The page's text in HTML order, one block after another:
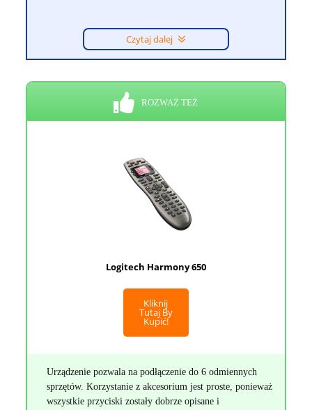
Czytaj dalej
ROZWAŻ TEŻ
Logitech Harmony 650
Kliknij
Tutaj By
Kupić!
Urządzenie pozwala na podłączenie do 6 odmiennych
sprzętów. Korzystanie z akcesorium jest proste, ponieważ
wszystkie przyciski zostały dobrze opisane i